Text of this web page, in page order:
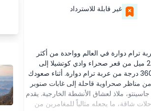
غير قابلة للاسترداد
ترام دوارة في العالم وواحدة من أكثر
المعالم تقييماً في بالم سبرينغز. تأخذك هذه الرحلة التي لا تُنسى في صعود بطول 2.5 ميل من قعر صحراء وادي كوتشيلا إلى
البرية الألبية في جبال سان جاسينتو، وكل ذلك بينما تستمتع بإطلالات مذهلة بزاوية 360 درجة من عربة ترام دوارة. أثناء صعودك
من مناظر صحراوية قاحلة إلى غابات صنوبر
ملاذ لعشاق الأنشطة الخارجية. يقدم
رحلات شاقة، ما يجعله مثالياً للمغامرين من